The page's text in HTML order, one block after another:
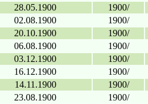
28.05.1900 1900/
02.08.1900 1900/
20.10.1900 1900/
06.08.1900 1900/
03.12.1900 1900/
16.12.1900 1900/
14.11.1900 1900/
23.08.1900 1900/